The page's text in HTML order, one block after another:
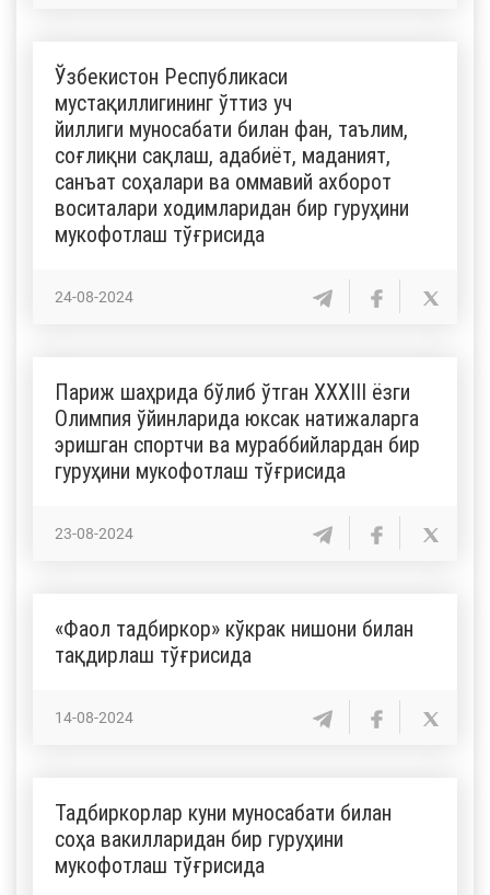
Ўзбекистон Республикаси
мустақиллигининг ўттиз уч
йиллиги муносабати билан фан, таълим,
соғлиқни сақлаш, адабиёт, маданият,
санъат соҳалари ва оммавий ахборот
воситалари ходимларидан бир гуруҳини
мукофотлаш тўғрисида
24-08-2024
Париж шаҳрида бўлиб ўтган ХХХIII ёзги
Олимпия ўйинларида юксак натижаларга
эришган спортчи ва мураббийлардан бир
гуруҳини мукофотлаш тўғрисида
23-08-2024
«Фаол тадбиркор» кўкрак нишони билан
тақдирлаш тўғрисида
14-08-2024
Тадбиркорлар куни муносабати билан
соҳа вакилларидан бир гуруҳини
мукофотлаш тўғрисида